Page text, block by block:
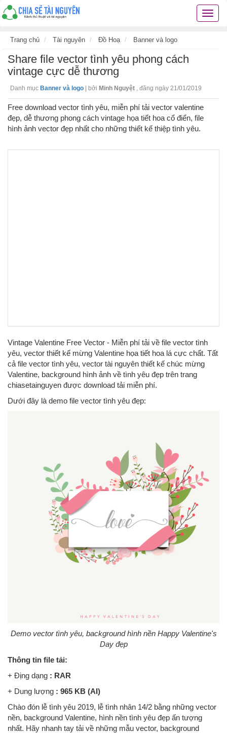
Chia
các
Trang chủ Tài nguyên Đồ Hoạ Banner và logo
Share file vector tình yêu phong cách
vintage cực dễ thương
Danh mục Banner và logo bởi Minh Nguyệt , đăng ngày 21/01/2019
Free download vector tình yêu, miễn phí tải vector valentine
đẹp, dễ thương phong cách vintage họa tiết hoa cổ điển, file
hình ảnh vector đẹp nhất cho những thiết kế thiệp tình yêu.
Vintage Valentine Free Vector - Miễn phí tải về file vector tình
yêu, vector thiết kế mừng Valentine họa tiết hoa lá cực chất. Tất
cả file vector tình yêu, vector tài nguyên thiết kế chúc mừng
Valentine, background hình ảnh về tình yêu đẹp trên trang
chiasetainguyen được download tải miễn phí.
Dưới đây là demo file vector tình yêu đẹp:
Demo vector tình yêu, background hình nền Happy Valentine's
Day đẹp
Thông tin file tải:
+ Địng dạng : RAR
+ Dung lượng : 965 KB (AI)
Chào đón lễ tình yêu 2019, lễ tình nhân 14/2 bằng những vector
nền, background Valentine, hình nền tình yêu đẹp ấn tượng
nhất. Hãy nhanh tay tải về những mẫu vector, background